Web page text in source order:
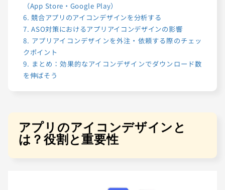
（App Store・Google Play）
6. 競合アプリのアイコンデザインを分析する
7. ASO対策におけるアプリアイコンデザインの影響
8. アプリアイコンデザインを外注・依頼する際のチェッ
クポイント
9. まとめ：効果的なアイコンデザインでダウンロード数
を伸ばそう
アプリのアイコンデザインと
は？役割と重要性